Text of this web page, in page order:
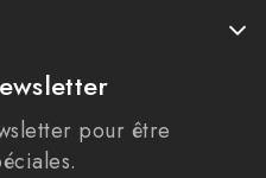
pour être